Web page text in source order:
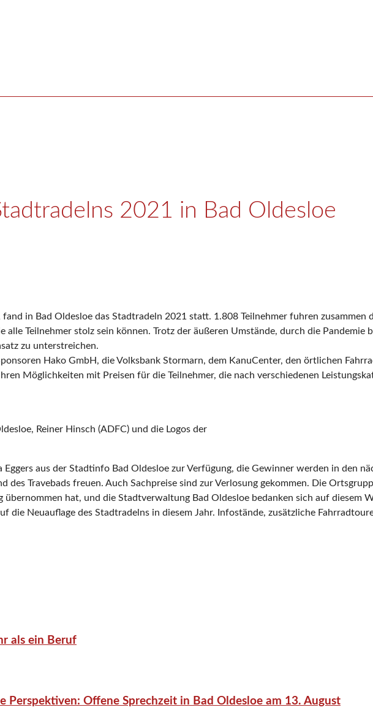
2021 in Bad Oldesloe
in Bad Oldesloe das Stadtradeln 2021 statt. 1.808 Teilnehmer fuhren zusammen
alle Teilnehmer stolz sein können. Trotz der äußeren Umstände, durch die
zu unterstreichen.
Hako GmbH, die Volksbank Stormarn, dem KanuCenter, den örtlichen
Möglichkeiten mit Preisen für die Teilnehmer, die nach verschiedenen
Reiner Hinsch (ADFC) und die Logos der
Eggers aus der Stadtinfo Bad Oldesloe zur Verfügung, die Gewinner werden in den
Travebads freuen. Auch Sachpreise sind zur Verlosung gekommen. Die
hat, und die Stadtverwaltung Bad Oldesloe bedanken sich auf diesem
die Neuauflage des Stadtradelns in diesem Jahr. Infostände, zusätzliche
als ein Beruf
Perspektiven: Offene Sprechzeit in Bad Oldesloe am 13. August